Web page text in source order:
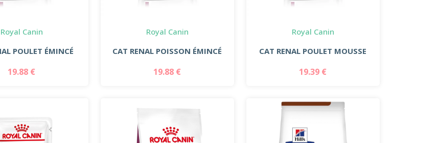
Royal Canin
POULET ÉMINCÉ
19.88 €
Royal Canin
CAT RENAL POISSON ÉMINCÉ
19.88 €
Royal Canin
CAT RENAL POULET MOUSSE
19.39 €